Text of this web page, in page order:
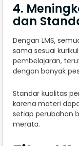
4.
dan
Dengan LMS,
sama sesuai
pembelajaran,
dengan banyak
Standar kualitas
karena materi
setiap perubahan
merata.